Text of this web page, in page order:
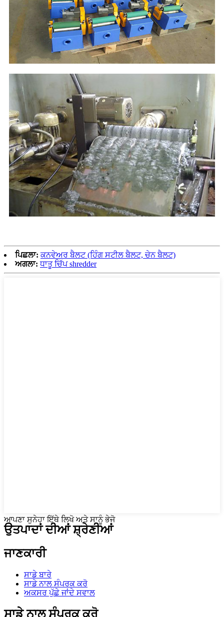
ਪਿਛਲਾ: ਕਨਵੇਅਰ ਬੈਲਟ (ਹਿੰਗ ਸਟੀਲ ਬੈਲਟ, ਚੇਨ ਬੈਲਟ)
ਅਗਲਾ: ਧਾਤੂ ਚਿੱਪ shredder
ਆਪਣਾ ਸੁਨੇਹਾ ਇੱਥੇ ਲਿਖੋ ਅਤੇ ਸਾਨੂੰ ਭੇਜੋ
ਉਤਪਾਦਾਂ ਦੀਆਂ ਸ਼੍ਰੇਣੀਆਂ
ਜਾਣਕਾਰੀ
ਸਾਡੇ ਬਾਰੇ
ਸਾਡੇ ਨਾਲ ਸੰਪਰਕ ਕਰੋ
ਅਕਸਰ ਪੁੱਛੇ ਜਾਂਦੇ ਸਵਾਲ
ਸਾਡੇ ਨਾਲ ਸੰਪਰਕ ਕਰੋ